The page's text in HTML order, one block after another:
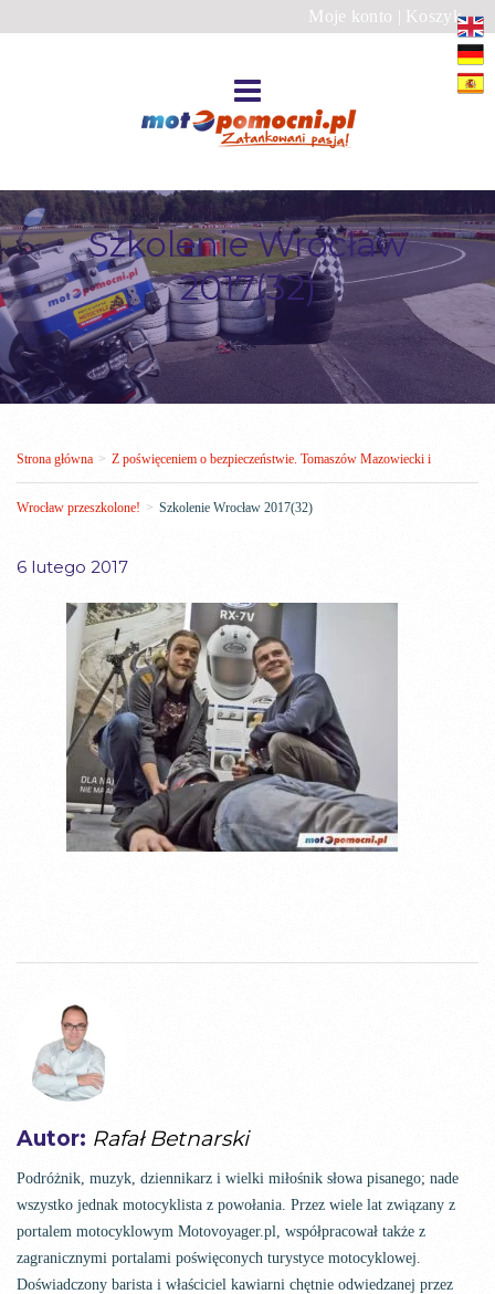
Moje konto | Koszyk
Szkolenie Wrocław
2017(32)
Strona główna > Z poświęceniem o bezpieczeństwie. Tomaszów Mazowiecki i
Wrocław przeszkolone! > Szkolenie Wrocław 2017(32)
6 lutego 2017
Autor: Rafał Betnarski
Podróżnik, muzyk, dziennikarz i wielki miłośnik słowa pisanego; nade
wszystko jednak motocyklista z powołania. Przez wiele lat związany z
portalem motocyklowym Motovoyager.pl, współpracował także z
zagranicznymi portalami poświęconych turystyce motocyklowej.
Doświadczony barista i właściciel kawiarni chętnie odwiedzanej przez